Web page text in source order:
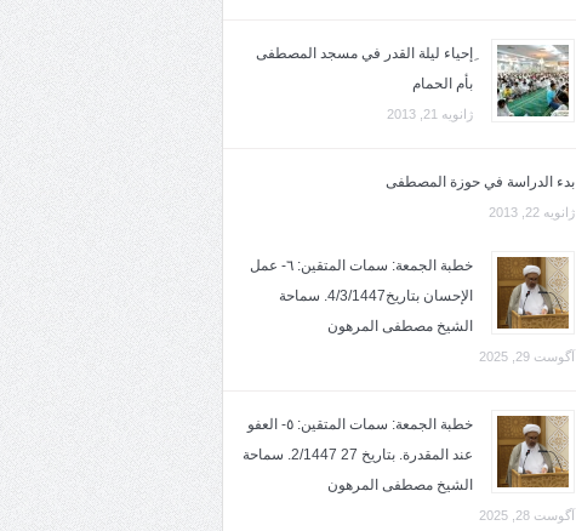
ِإحياء ليلة القدر في مسجد المصطفى
بأم الحمام
ژانویه 21, 2013
بدء الدراسة في حوزة المصطفى
ژانویه 22, 2013
خطبة الجمعة: سمات المتقين: ٦- عمل
الإحسان بتاريخ4/3/1447. سماحة
الشيخ مصطفى المرهون
آگوست 29, 2025
خطبة الجمعة: سمات المتقين: ٥- العفو
عند المقدرة. بتاريخ 27 2/1447. سماحة
الشيخ مصطفى المرهون
آگوست 28, 2025